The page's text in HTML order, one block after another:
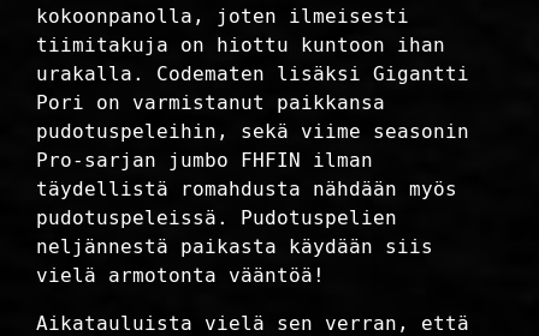
kokoonpanolla, joten ilmeisesti
tiimitakuja on hiottu kuntoon ihan
urakalla. Codematen lisäksi Gigantti
Pori on varmistanut paikkansa
pudotuspeleihin, sekä viime seasonin
Pro-sarjan jumbo FHFIN ilman
täydellistä romahdusta nähdään myös
pudotuspeleissä. Pudotuspelien
neljännestä paikasta käydään siis
vielä armotonta vääntöä!
Aikatauluista vielä sen verran, että